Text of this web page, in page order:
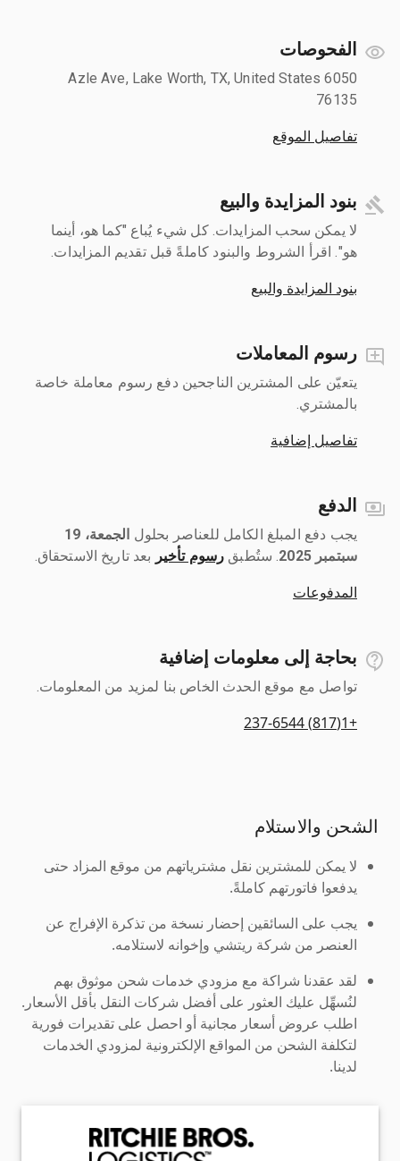
الفحوصات
6050 Azle Ave, Lake Worth, TX, United States
76135
تفاصيل الموقع
بنود المزايدة والبيع
لا يمكن سحب المزايدات. كل شيء يُباع "كما هو، أينما
هو". اقرأ الشروط والبنود كاملةً قبل تقديم المزايدات.
بنود المزايدة والبيع
رسوم المعاملات
يتعيّن على المشترين الناجحين دفع رسوم معاملة خاصة
بالمشتري.
تفاصيل إضافية
الدفع
يجب دفع المبلغ الكامل للعناصر بحلول ‎
الجمعة، 19
سبتمبر 2025
‎. ستُطبق رسوم تأخير بعد تاريخ الاستحقاق.
المدفوعات
بحاجة إلى معلومات إضافية
تواصل مع موقع الحدث الخاص بنا لمزيد من المعلومات.
+1(817) 237-6544
الشحن والاستلام
لا يمكن للمشترين نقل مشترياتهم من موقع المزاد حتى
يدفعوا فاتورتهم كاملةً.
يجب على السائقين إحضار نسخة من تذكرة الإفراج عن
العنصر من شركة ريتشي وإخوانه لاستلامه.
لقد عقدنا شراكة مع مزودي خدمات شحن موثوق بهم
لنُسهِّل عليك العثور على أفضل شركات النقل بأقل الأسعار.
اطلب عروض أسعار مجانية أو احصل على تقديرات فورية
لتكلفة الشحن من المواقع الإلكترونية لمزودي الخدمات
لدينا.